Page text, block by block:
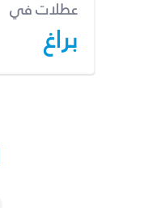
عطلات في
براغ